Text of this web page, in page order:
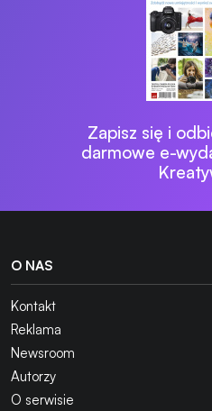
Zapisz się i
darmowe e-
O NAS
Kontakt
Reklama
Newsroom
Autorzy
O serwisie